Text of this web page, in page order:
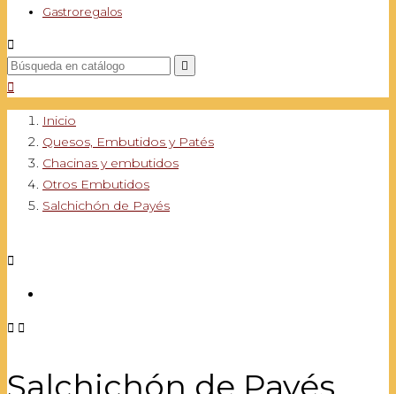
Gastroregalos



Inicio
Quesos, Embutidos y Patés
Chacinas y embutidos
Otros Embutidos
Salchichón de Payés

 
Salchichón de Payés